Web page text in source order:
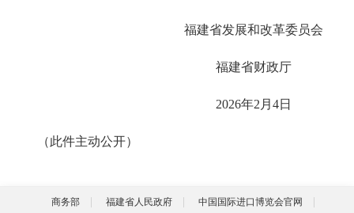
福建省发展和改革委员会
福建省财政厅
2026年2月4日
（此件主动公开）
商务部 福建省人民政府
中国国际进口博览会官网